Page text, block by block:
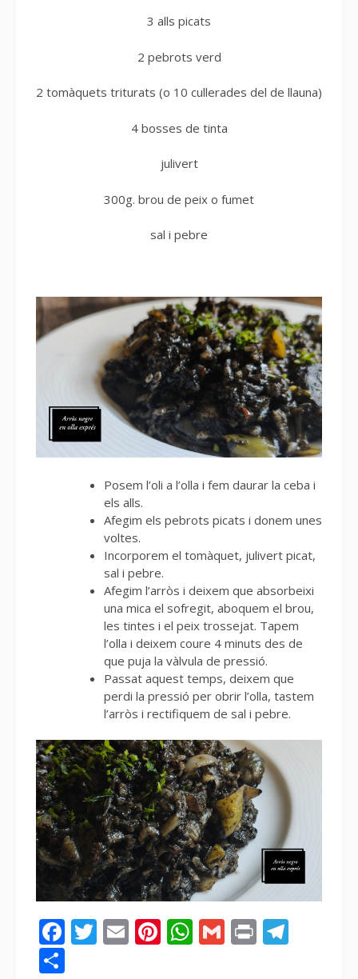
3 alls picats
2 pebrots verd
2 tomàquets triturats (o 10 cullerades del de llauna)
4 bosses de tinta
julivert
300g. brou de peix o fumet
sal i pebre
Posem l’oli a l’olla i fem daurar la ceba i
els alls.
Afegim els pebrots picats i donem unes
voltes.
Incorporem el tomàquet, julivert picat,
sal i pebre.
Afegim l’arròs i deixem que absorbeixi
una mica el sofregit, aboquem el brou,
les tintes i el peix trossejat. Tapem
l’olla i deixem coure 4 minuts des de
que puja la vàlvula de pressió.
Passat aquest temps, deixem que
perdi la pressió per obrir l’olla, tastem
l’arròs i rectifiquem de sal i pebre.
Facebook
Twitter
EmailPinterest
WhatsApp
Gmail
Print